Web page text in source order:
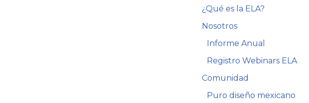
¿Qué es la ELA?
Nosotros
Informe Anual
Registro Webinars ELA
Comunidad
Puro diseño mexicano